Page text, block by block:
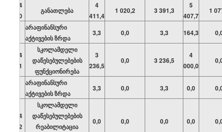
04
00
განათლება
4
411,4
1 020,2 3 391,3
5
407,7
1
არაფინანსური
აქტივების ზრდა
3,3 0,0 3,3 164,3
04
01
სკოლამდელი
დაწესებულებების
ფუნქციონირება
3
236,5
0,0 3 236,5
4
000,0
არაფინანსური
აქტივების ზრდა
3,3 0,0 3,3 0,0
04
02
სკოლამდელი
დაწესებულებების
რეაბილიტაცია
0,0 0,0 0,0 0,0